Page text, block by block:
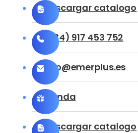
Descargar catalogo
(+34) 917 453 752
info@emerplus.es
Tienda
Descargar catalogo